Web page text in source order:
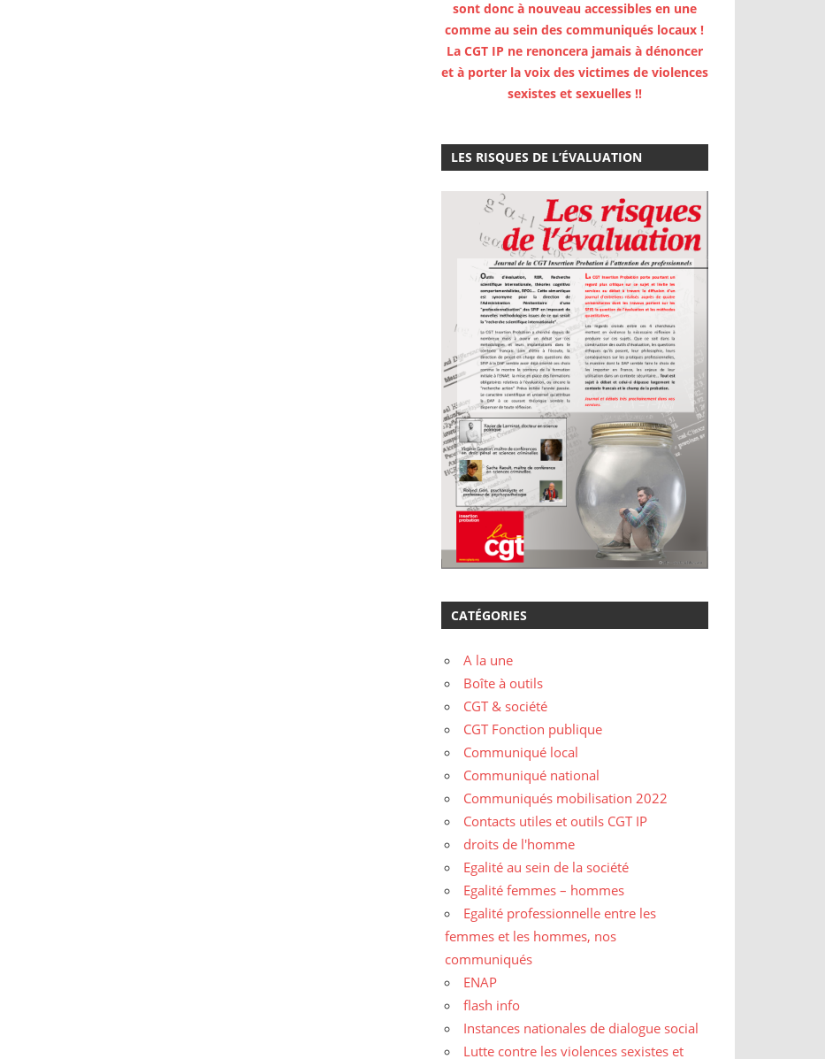
sont donc à nouveau accessibles en une
comme au sein des communiqués locaux !
La CGT IP ne renoncera jamais à dénoncer
et à porter la voix des victimes de violences
sexistes et sexuelles !!
LES RISQUES DE L’ÉVALUATION
CATÉGORIES
A la une
Boîte à outils
CGT & société
CGT Fonction publique
Communiqué local
Communiqué national
Communiqués mobilisation 2022
Contacts utiles et outils CGT IP
droits de l'homme
Egalité au sein de la société
Egalité femmes – hommes
Egalité professionnelle entre les
femmes et les hommes, nos
communiqués
ENAP
flash info
Instances nationales de dialogue social
Lutte contre les violences sexistes et